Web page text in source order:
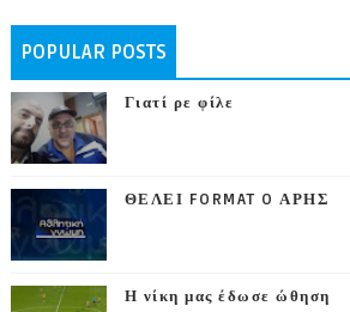
POPULAR POSTS
Γιατί ρε φίλε
ΘΕΛΕΙ FORMAT O ΑΡΗΣ
Η νίκη μας έδωσε ώθηση